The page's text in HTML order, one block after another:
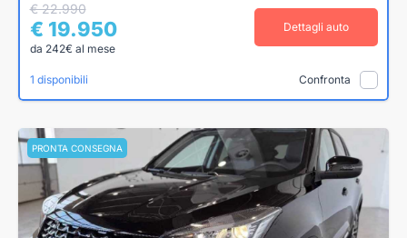
€ 22.990
€ 19.950
da 242€ al mese
Dettagli auto
1 disponibili Confronta
PRONTA CONSEGNA